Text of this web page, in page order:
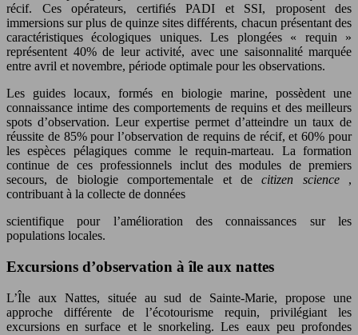
récif. Ces opérateurs, certifiés PADI et SSI, proposent des
immersions sur plus de quinze sites différents, chacun présentant des
caractéristiques écologiques uniques. Les plongées « requin »
représentent 40% de leur activité, avec une saisonnalité marquée
entre avril et novembre, période optimale pour les observations.
Les guides locaux, formés en biologie marine, possèdent une
connaissance intime des comportements de requins et des meilleurs
spots d’observation. Leur expertise permet d’atteindre un taux de
réussite de 85% pour l’observation de requins de récif, et 60% pour
les espèces pélagiques comme le requin-marteau. La formation
continue de ces professionnels inclut des modules de premiers
secours, de biologie comportementale et decitizen science ,
contribuant à la collecte de données
scientifique pour l’amélioration des connaissances sur les
populations locales.
Excursions d’observation à île aux nattes
L’Île aux Nattes, située au sud de Sainte-Marie, propose une
approche différente de l’écotourisme requin, privilégiant les
excursions en surface et le snorkeling. Les eaux peu profondes